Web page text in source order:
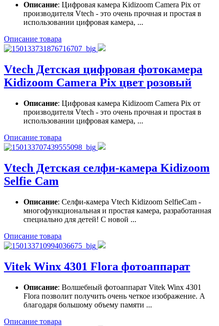
Описание: Цифровая камера Kidizoom Camera Pix от
производителя Vtech - это очень прочная и простая в
использовании цифровая камера, ...
Описание товара
Vtech Детская цифровая фотокамера
Kidizoom Camera Pix цвет розовый
Описание: Цифровая камера Kidizoom Camera Pix от
производителя Vtech - это очень прочная и простая в
использовании цифровая камера, ...
Описание товара
Vtech Детская селфи-камера Kidizoom
Selfie Cam
Описание: Селфи-камера Vtech Kidizoom SelfieCam -
многофункциональная и простая камера, разработанная
специально для детей! С новой ...
Описание товара
Vitek Winx 4301 Flora фотоаппарат
Описание: Волшебный фотоаппарат Vitek Winx 4301
Flora позволит получить очень четкое изображение. А
благодаря большому объему памяти ...
Описание товара